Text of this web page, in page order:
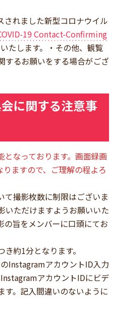
されました新型コロナウイル
19 Contact-Confirming
たします。・その他、観覧
するお願いをする場合がござ
会に関する注意事
なっております。画面録画
ますので、ご理解の程よろ
撮影枚数に制限はございま
いただけますようお願いいた
の旨をメンバーに口頭にてお
約1分となります。
InstagramアカウントID入力
アカウントIDにビデ
す。記入間違いのないように